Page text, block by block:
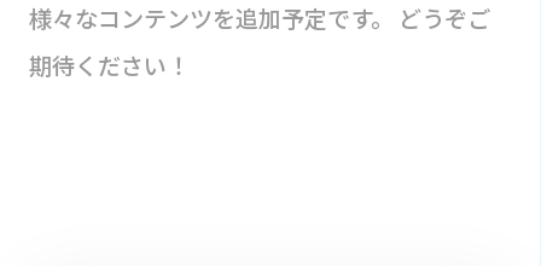
様々なコンテンツを追加予定です。 どうぞご
期待ください！